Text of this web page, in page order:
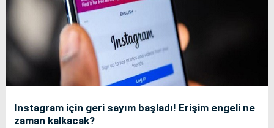
Instagram için geri sayım başladı! Erişim engeli ne
zaman kalkacak?